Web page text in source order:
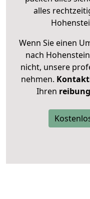
alles
Wenn Sie einen
nach
nicht, unsere
nehmen.
Ihren